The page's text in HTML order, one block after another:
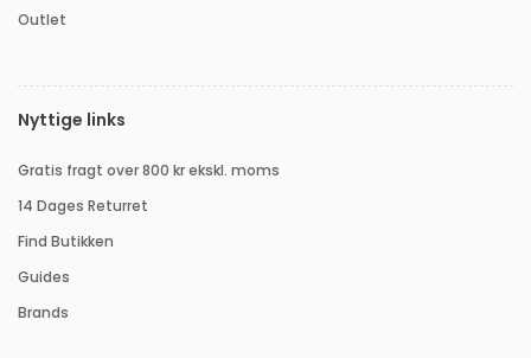
Outlet
Nyttige links
Gratis fragt over 800 kr ekskl. moms
14 Dages Returret
Find Butikken
Guides
Brands